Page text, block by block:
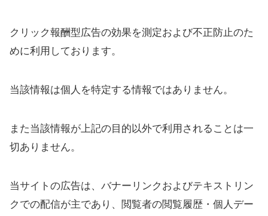
クリック報酬型広告の効果を測定および不正防止のた
めに利用しております。
当該情報は個人を特定する情報ではありません。
また当該情報が上記の目的以外で利用されることは一
切ありません。
当サイトの広告は、バナーリンクおよびテキストリン
クでの配信が主であり、閲覧者の閲覧履歴・個人デー